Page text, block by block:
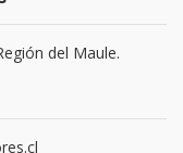
del Maule.